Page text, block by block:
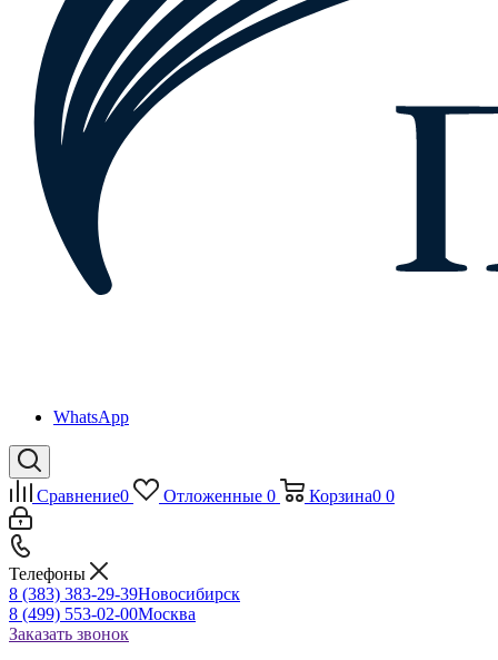
WhatsApp
Сравнение0 Отложенные 0 Корзина0 0
Телефоны
8 (383) 383-29-39Новосибирск
8 (499) 553-02-00Москва
Заказать звонок